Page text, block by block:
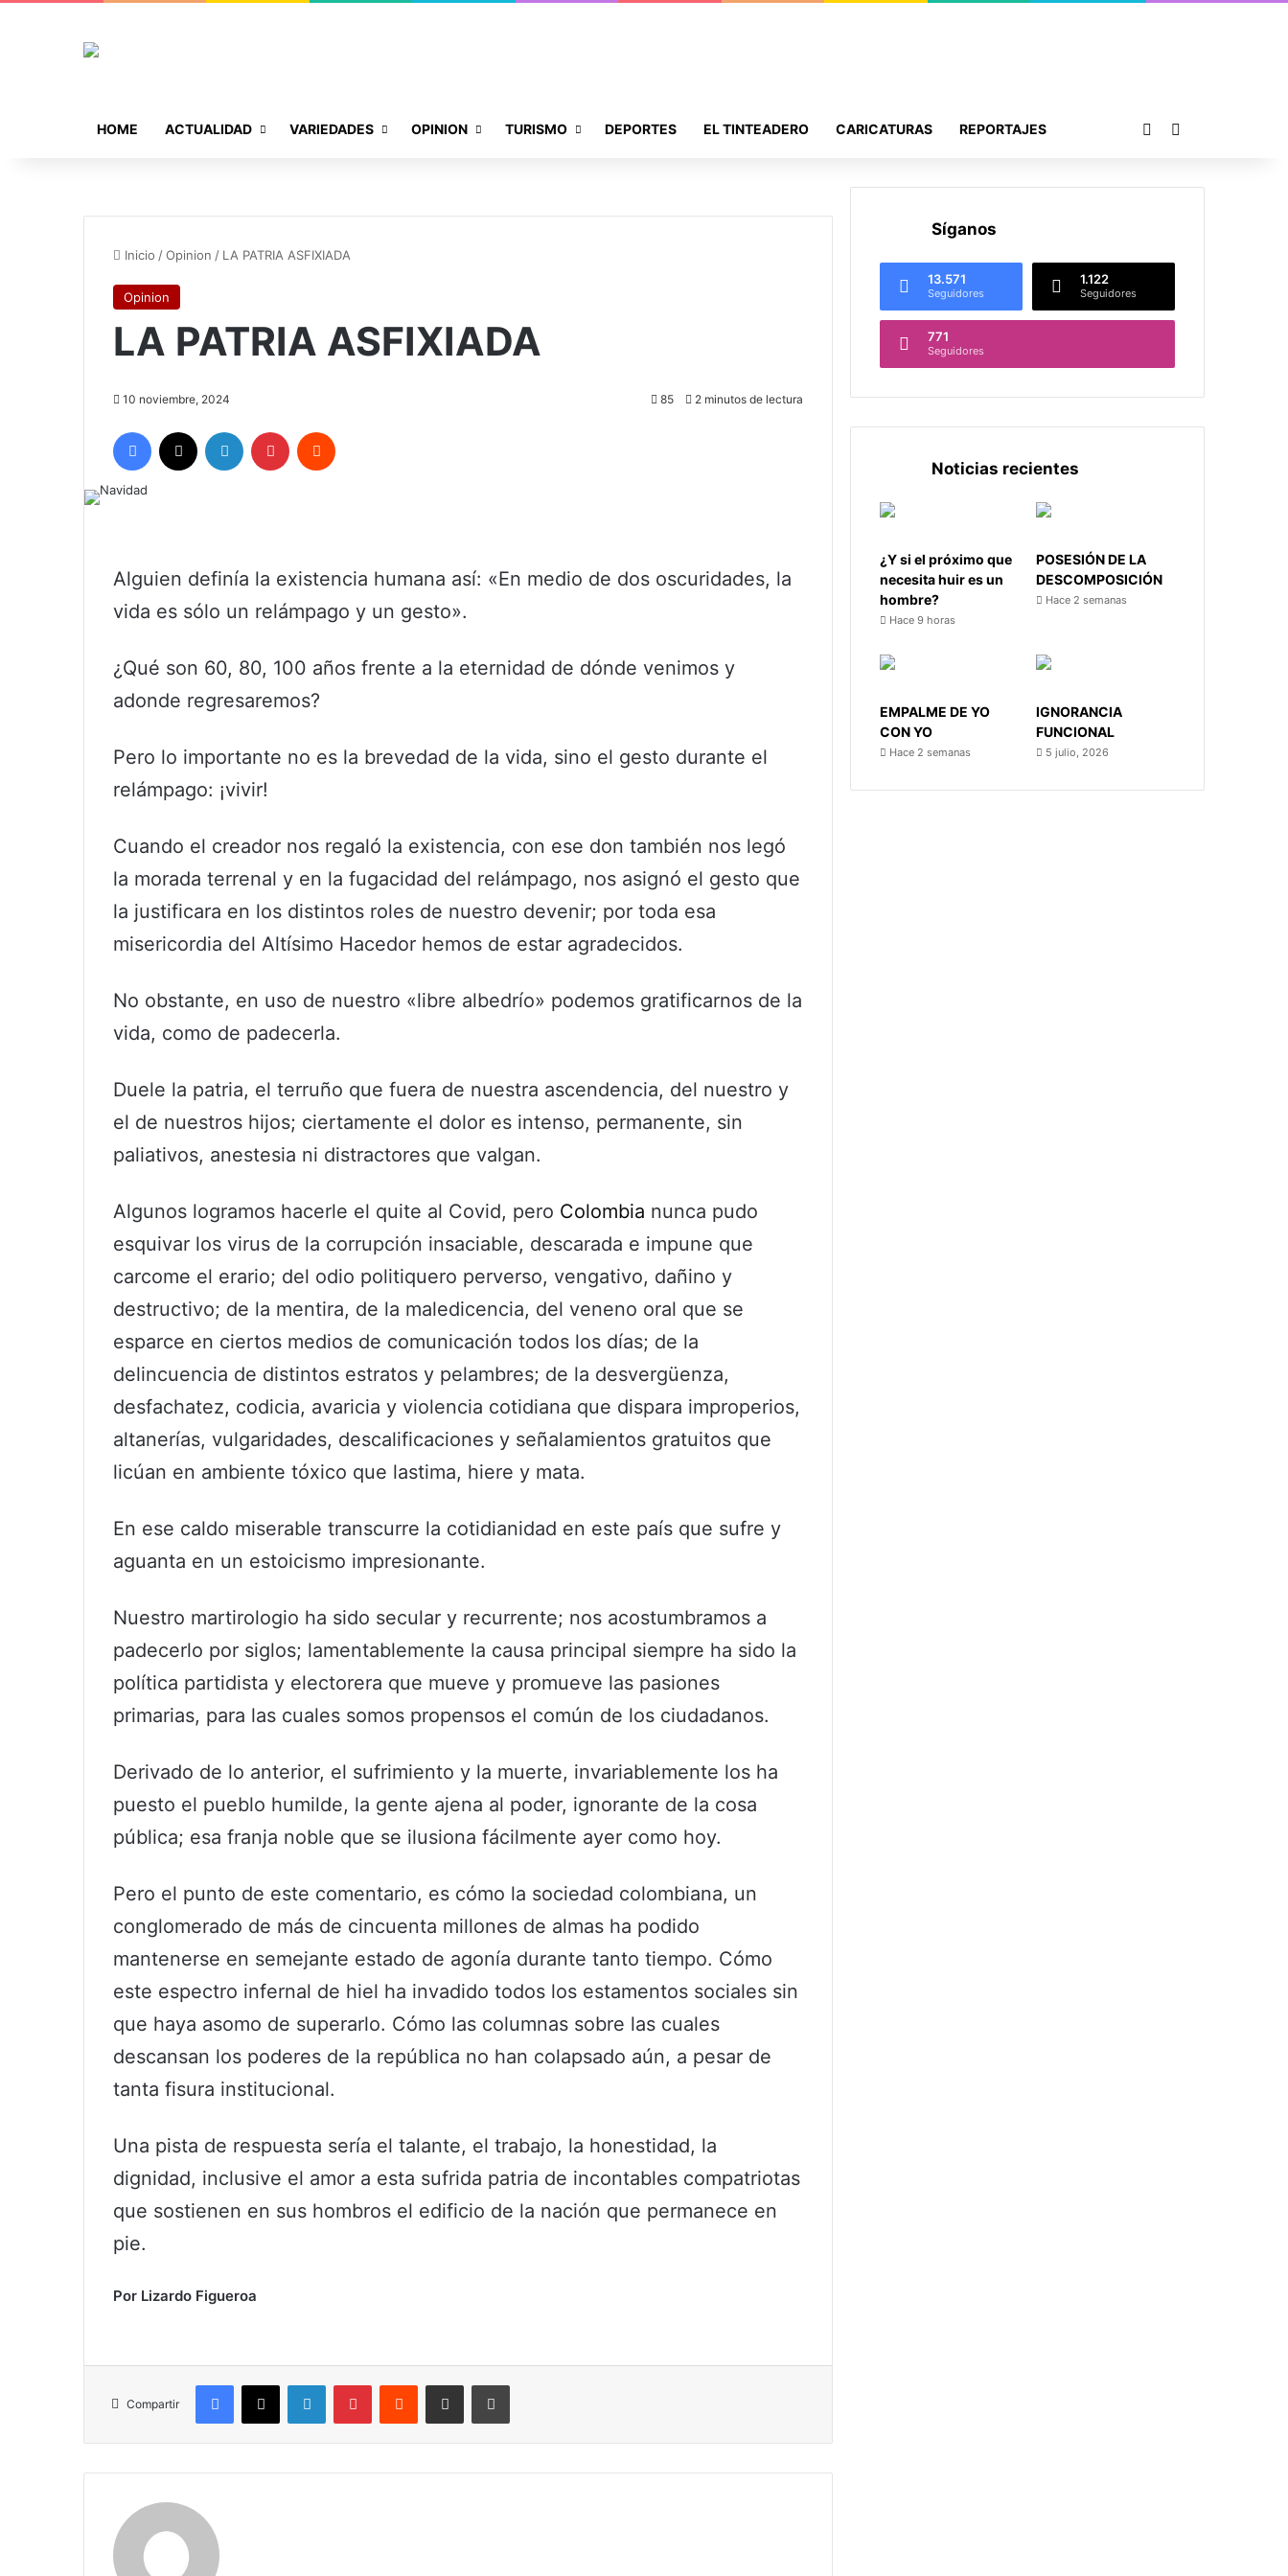
HOME ACTUALIDAD VARIEDADES OPINION TURISMO DEPORTES EL TINTEADERO CARICATURAS REPORTAJES Publicación al azar
Inicio /Opinion / LA PATRIA ASFIXIADA
Opinion
LA PATRIA ASFIXIADA
10 noviembre, 2024 85 2 minutos de lectura
Facebook LinkedIn Pinterest
Alguien definía la existencia humana así: «En medio de dos oscuridades, la
vida es sólo un relámpago y un gesto».
¿Qué son 60, 80, 100 años frente a la eternidad de dónde venimos y
adonde regresaremos?
Pero lo importante no es la brevedad de la vida, sino el gesto durante el
relámpago: ¡vivir!
Cuando el creador nos regaló la existencia, con ese don también nos legó
la morada terrenal y en la fugacidad del relámpago, nos asignó el gesto que
la justificara en los distintos roles de nuestro devenir; por toda esa
misericordia del Altísimo Hacedor hemos de estar agradecidos.
No obstante, en uso de nuestro «libre albedrío» podemos gratificarnos de la
vida, como de padecerla.
Duele la patria, el terruño que fuera de nuestra ascendencia, del nuestro y
el de nuestros hijos; ciertamente el dolor es intenso, permanente, sin
paliativos, anestesia ni distractores que valgan.
Algunos logramos hacerle el quite al Covid, pero Colombia nunca pudo
esquivar los virus de la corrupción insaciable, descarada e impune que
carcome el erario; del odio politiquero perverso, vengativo, dañino y
destructivo; de la mentira, de la maledicencia, del veneno oral que se
esparce en ciertos medios de comunicación todos los días; de la
delincuencia de distintos estratos y pelambres; de la desvergüenza,
desfachatez, codicia, avaricia y violencia cotidiana que dispara improperios,
altanerías, vulgaridades, descalificaciones y señalamientos gratuitos que
licúan en ambiente tóxico que lastima, hiere y mata.
En ese caldo miserable transcurre la cotidianidad en este país que sufre y
aguanta en un estoicismo impresionante.
Nuestro martirologio ha sido secular y recurrente; nos acostumbramos a
padecerlo por siglos; lamentablemente la causa principal siempre ha sido la
política partidista y electorera que mueve y promueve las pasiones
primarias, para las cuales somos propensos el común de los ciudadanos.
Derivado de lo anterior, el sufrimiento y la muerte, invariablemente los ha
puesto el pueblo humilde, la gente ajena al poder, ignorante de la cosa
pública; esa franja noble que se ilusiona fácilmente ayer como hoy.
Pero el punto de este comentario, es cómo la sociedad colombiana, un
conglomerado de más de cincuenta millones de almas ha podido
mantenerse en semejante estado de agonía durante tanto tiempo. Cómo
este espectro infernal de hiel ha invadido todos los estamentos sociales sin
que haya asomo de superarlo. Cómo las columnas sobre las cuales
descansan los poderes de la república no han colapsado aún, a pesar de
tanta fisura institucional.
Una pista de respuesta sería el talante, el trabajo, la honestidad, la
dignidad, inclusive el amor a esta sufrida patria de incontables compatriotas
que sostienen en sus hombros el edificio de la nación que permanece en
pie.
Por Lizardo Figueroa
Compartir
Facebook
X LinkedInPinterestReddit Compartir por correo electrónicoImprimir
Síganos
13.571
Seguidores
1.122
Seguidores
771
Seguidores
Noticias recientes
¿Y si el próximo que
necesita huir es un
hombre?
Hace 9 horas
POSESIÓN DE LA
DESCOMPOSICIÓN
Hace 2 semanas
EMPALME DE YO
CON YO
Hace 2 semanas
IGNORANCIA
FUNCIONAL
5 julio, 2026